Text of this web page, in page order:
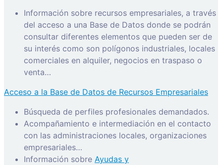
Información sobre recursos empresariales, a través
del acceso a una Base de Datos donde se podrán
consultar diferentes elementos que pueden ser de
su interés como son polígonos industriales, locales
comerciales en alquiler, negocios en traspaso o
venta…
Acceso a la Base de Datos de Recursos Empresariales
Búsqueda de perfiles profesionales demandados.
Acompañamiento e intermediación en el contacto
con las administraciones locales, organizaciones
empresariales…
Información sobre Ayudas y